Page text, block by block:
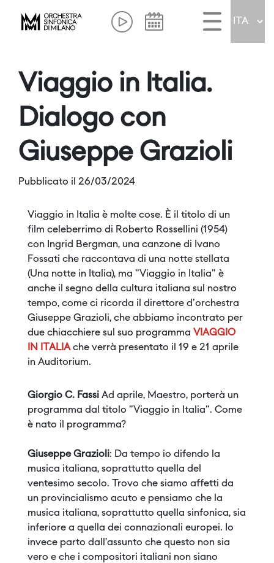
Viaggio in Italia.
Dialogo con
Giuseppe Grazioli
Pubblicato il 26/03/2024
Viaggio in Italia è molte cose. È il titolo di un
film celeberrimo di Roberto Rossellini (1954)
con Ingrid Bergman, una canzone di Ivano
Fossati che raccontava di una notte stellata
(Una notte in Italia), ma "Viaggio in Italia" è
anche il segno della cultura italiana sul nostro
tempo, come ci ricorda il direttore d'orchestra
Giuseppe Grazioli, che abbiamo incontrato per
due chiacchiere sul suo programma VIAGGIO
IN ITALIAche verrà presentato il 19 e 21 aprile
in Auditorium.
Giorgio C. Fassi Ad aprile, Maestro, porterà un
programma dal titolo "Viaggio in Italia". Come
è nato il programma?
Giuseppe Grazioli: Da tempo io difendo la
musica italiana, soprattutto quella del
ventesimo secolo. Trovo che siamo affetti da
un provincialismo acuto e pensiamo che la
musica italiana, soprattutto quella sinfonica, sia
inferiore a quella dei connazionali europei. Io
invece parto dall’assunto che questo non sia
vero e che i compositori italiani non siano